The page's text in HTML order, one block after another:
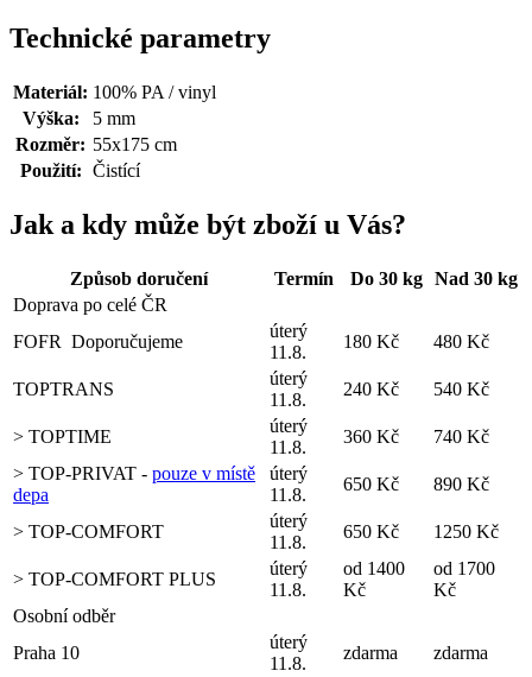
Technické parametry
Materiál: 100% PA / vinyl
Výška:
5 mm
Rozměr: 55x175 cm
Použití: Čistící
Jak a kdy může být zboží u Vás?
Způsob doručení Termín Do 30 kg
Nad 30 kg
Doprava po celé ČR
FOFR Doporučujeme
úterý
11.8.
180 Kč 480 Kč
TOPTRANS
úterý
11.8.
240 Kč 540 Kč
> TOPTIME
úterý
11.8.
360 Kč
740 Kč
> TOP-PRIVAT - pouze v místě
depa
úterý
11.8.
650 Kč 890 Kč
> TOP-COMFORT
úterý
11.8.
650 Kč 1250 Kč
> TOP-COMFORT PLUS
úterý
11.8.
od 1400
Kč
od 1700
Kč
Osobní odběr
Praha 10
úterý
11.8.
zdarma
zdarma